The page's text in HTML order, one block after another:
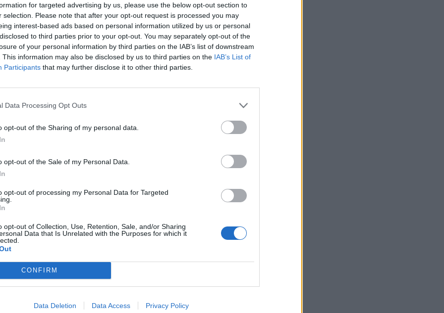
for targeted advertising by us, please use the below opt-out section to
selection. Please note that after your opt-out request is processed you may
interest-based ads based on personal information utilized by us or personal
to third parties prior to your opt-out. You may separately opt-out of the
of your personal information by third parties on the IAB’s list of downstream
This information may also be disclosed by us to third parties on the IAB’s List of
Participants that may further disclose it to other third parties.
Data Processing Opt Outs
opt-out of the Sharing of my personal data.
opt-out of the Sale of my Personal Data.
opt-out of processing my Personal Data for Targeted
opt-out of Collection, Use, Retention, Sale, and/or Sharing
Data that Is Unrelated with the Purposes for which it
CONFIRM
Data Deletion Data Access Privacy Policy
Ηλιάδη – Με ποιον τσακώθηκε για
την πρώτη ένταση με «πρωταγωνίστρια»
την